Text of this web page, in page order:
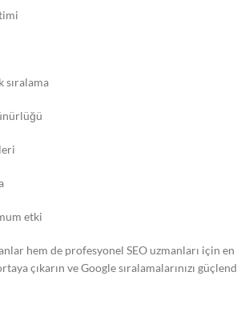
sıralama
etki
hem de profesyonel SEO uzmanları için
çıkarın ve Google sıralamalarınızı